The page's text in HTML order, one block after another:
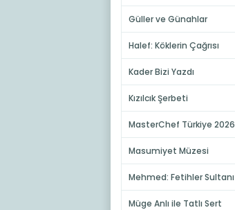
Güller ve Günahlar
Halef: Köklerin Çağrısı
Kader Bizi Yazdı
Kızılcık Şerbeti
MasterChef Türkiye 2026
Masumiyet Müzesi
Mehmed: Fetihler Sultanı
Müge Anlı ile Tatlı Sert